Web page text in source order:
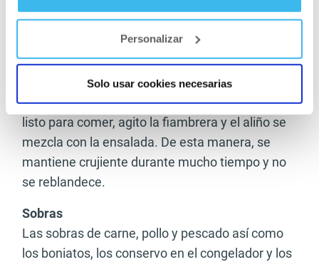
Personalizar
Solo usar cookies necesarias
se conserve durante más tiempo.
Ensaladas y aliños
Corto todos las verduras crudas y ensaladas la
noche antes y las coloco en fiambreras y pongo
el aliño en el fondo del recipiente. Cuando estoy
listo para comer, agito la fiambrera y el aliño se
mezcla con la ensalada. De esta manera, se
mantiene crujiente durante mucho tiempo y no
se reblandece.
Sobras
Las sobras de carne, pollo y pescado así como
los boniatos, los conservo en el congelador y los